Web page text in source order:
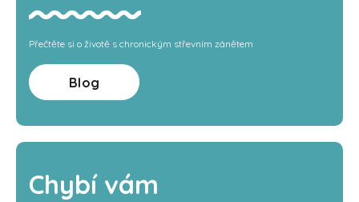
Přečtěte si o životě s chronickým střevním zánětem
Blog
Chybí vám